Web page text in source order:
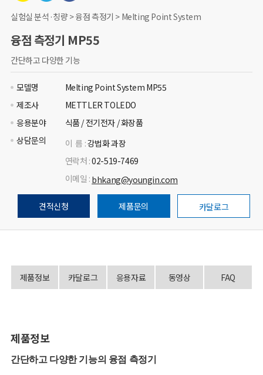
실험실 분석·칭량 > 융점 측정기 > Melting Point System
융점 측정기 MP55
간단하고 다양한 기능
모델명
Melting Point System MP55
제조사
METTLER TOLEDO
응용분야
식품 / 전기전자 / 화장품
상담문의
이 름 :강법화 과장
연락처 :02-519-7469
이메일 : bhkang@youngin.com
견적신청 제품문의 카달로그
제품정보 카달로그 응용자료 동영상 FAQ
제품정보
간단하고 다양한 기능의 융점 측정기